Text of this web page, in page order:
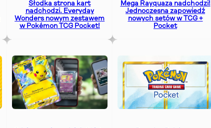
Słodka strona kart
nadchodzi. Everyday
Wonders nowym zestawem
w Pokémon TCG Pocket!
Mega Rayquaza nadchodzi!
Jednoczesna zapowiedź
nowych setów w TCG +
Pocket